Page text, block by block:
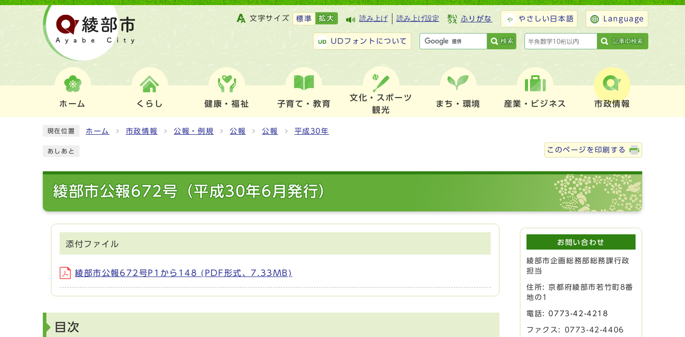
文字サイズ 標準 拡大 読み上げ 読み上げ設定 ふりがな やさしい日本語 Language
UDフォントについて 検索 記事ID検索
ホーム くらし 健康・福祉 子育て・教育
文化・スポーツ
観光
まち・環境 産業・ビジネス 市政情報
現在位置 ホーム 市政情報 公報・例規 公報 公報 平成30年
あしあと このページを印刷する
綾部市公報672号（平成30年6月発行）
添付ファイル
綾部市公報672号P1から148 (PDF形式、7.33MB)
目次
お問い合わせ
綾部市企画総務部総務課行政
担当
住所: 京都府綾部市若竹町8番
地の1
電話:0773-42-4218
ファクス: 0773-42-4406